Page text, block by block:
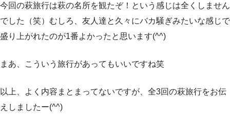
今回の萩旅行は萩の名所を観たぞ！という感じは全くしません
でした（笑）むしろ、友人達と久々にバカ騒ぎみたいな感じで
盛り上がれたのが1番よかったと思います(^^)
まあ、こういう旅行があってもいいですね笑
以上、よく内容まとまってないですが、全3回の萩旅行をお伝
えしましたー(^^)